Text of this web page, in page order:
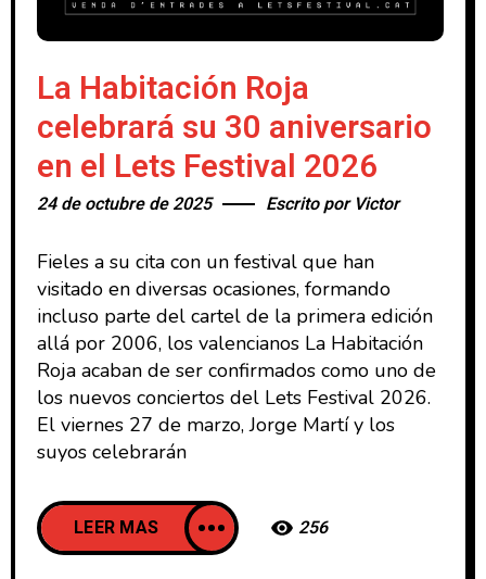
La Habitación Roja
celebrará su 30 aniversario
en el Lets Festival 2026
24 de octubre de 2025 Escrito por Victor
Fieles a su cita con un festival que han
visitado en diversas ocasiones, formando
incluso parte del cartel de la primera edición
allá por 2006, los valencianos La Habitación
Roja acaban de ser confirmados como uno de
los nuevos conciertos del Lets Festival 2026.
El viernes 27 de marzo, Jorge Martí y los
suyos celebrarán
LEER MAS 256